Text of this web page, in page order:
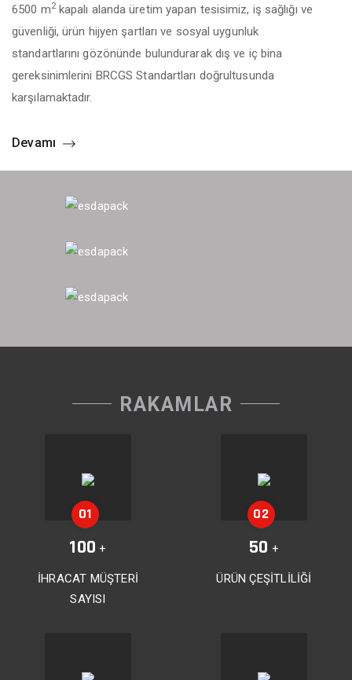
6500 m2kapalı alanda üretim yapan tesisimiz, iş sağlığı ve
güvenliği, ürün hijyen şartları ve sosyal uygunluk
standartlarını gözönünde bulundurarak dış ve iç bina
gereksinimlerini BRCGS Standartları doğrultusunda
karşılamaktadır.
Devamı
RAKAMLAR
100 +
İHRACAT MÜŞTERİ
SAYISI
50 +
ÜRÜN ÇEŞİTLİLİĞİ